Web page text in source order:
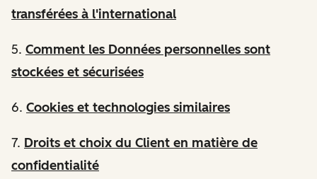
transférées à l'international
5. Comment les Données personnelles sont
stockées et sécurisées
6. Cookies et technologies similaires
7. Droits et choix du Client en matière de
confidentialité